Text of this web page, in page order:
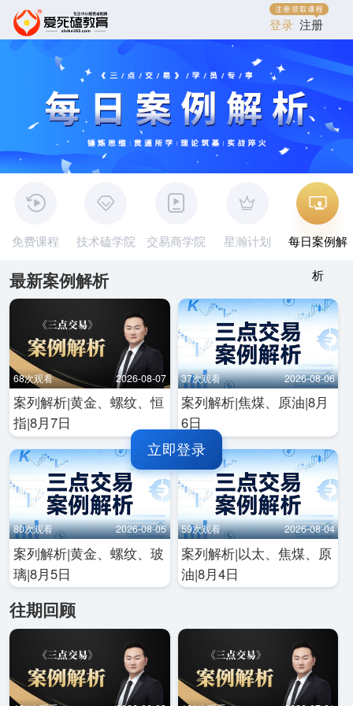
登录 注册
免费课程 技术磕学院 交易商学院 星瀚计划 每日案例解
析
最新案例解析
68次观看 2026-08-07
案列解析|黄金、螺纹、恒
指|8月7日
37次观看 2026-08-06
案列解析|焦煤、原油|8月
6日
80次观看 2026-08-05
案列解析|黄金、螺纹、玻
璃|8月5日
59次观看 2026-08-04
案列解析|以太、焦煤、原
油|8月4日
立即登录
往期回顾